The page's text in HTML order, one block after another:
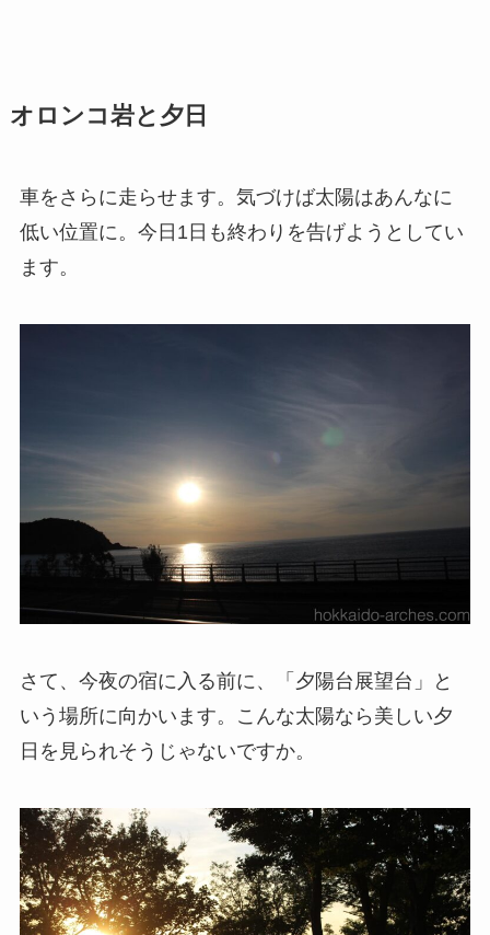
オロンコ岩と夕日
車をさらに走らせます。気づけば太陽はあんなに
低い位置に。今日1日も終わりを告げようとしてい
ます。
さて、今夜の宿に入る前に、「夕陽台展望台」と
いう場所に向かいます。こんな太陽なら美しい夕
日を見られそうじゃないですか。